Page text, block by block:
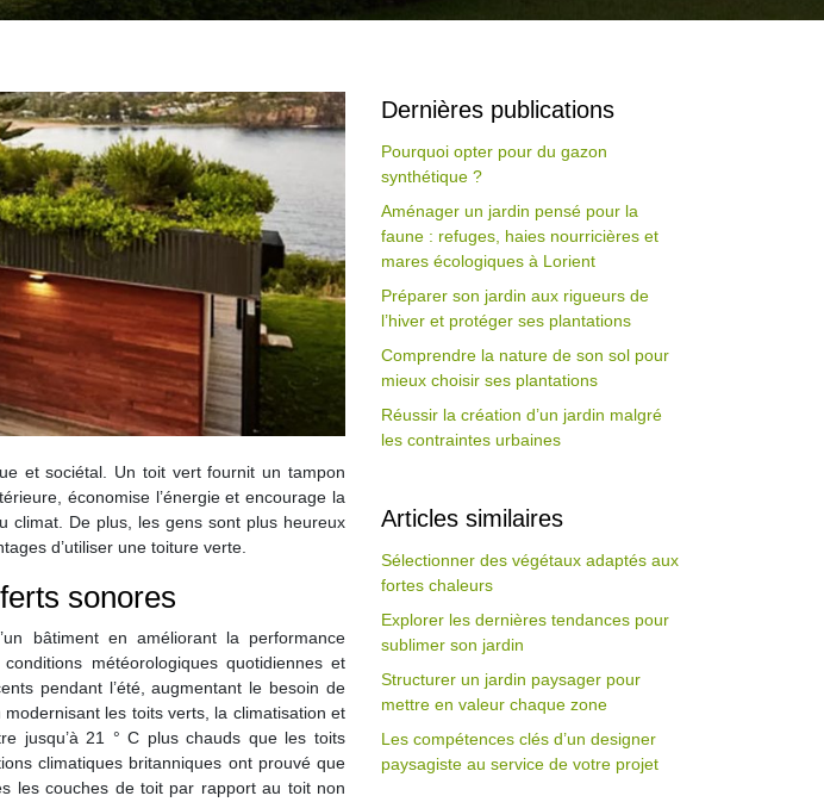
et sociétal. Un toit vert fournit un tampon
économise l’énergie et encourage la
climat. De plus, les gens sont plus heureux
d’utiliser une toiture verte.
sonores
bâtiment en améliorant la performance
météorologiques quotidiennes et
pendant l’été, augmentant le besoin de
les toits verts, la climatisation et
jusqu’à 21 ° C plus chauds que les toits
climatiques britanniques ont prouvé que
les couches de toit par rapport au toit non
Dernières publications
Pourquoi opter pour du gazon
synthétique ?
Aménager un jardin pensé pour la
faune : refuges, haies nourricières et
mares écologiques à Lorient
Préparer son jardin aux rigueurs de
l’hiver et protéger ses plantations
Comprendre la nature de son sol pour
mieux choisir ses plantations
Réussir la création d’un jardin malgré
les contraintes urbaines
Articles similaires
Sélectionner des végétaux adaptés aux
fortes chaleurs
Explorer les dernières tendances pour
sublimer son jardin
Structurer un jardin paysager pour
mettre en valeur chaque zone
Les compétences clés d’un designer
paysagiste au service de votre projet